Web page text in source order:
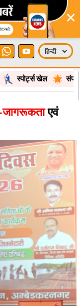
×
स्पोर्ट्स खेल
जागरूकताएवं